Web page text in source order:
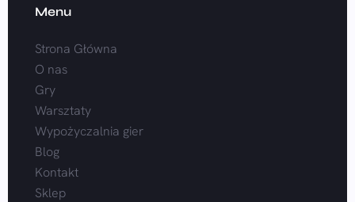
Menu
Strona Główna
O nas
Gry
Warsztaty
Wypożyczalnia gier
Blog
Kontakt
Sklep